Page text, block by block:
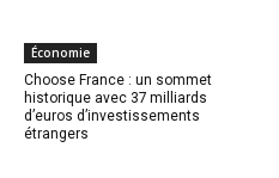
Économie
Choose France : un sommet
historique avec 37 milliards
d’euros d’investissements
étrangers